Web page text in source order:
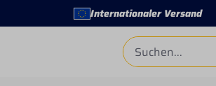
Internationaler Versand